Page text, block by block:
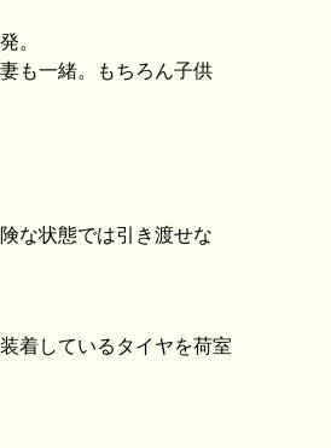
。
も一緒。もちろん子供
な状態では引き渡せな
着しているタイヤを荷室